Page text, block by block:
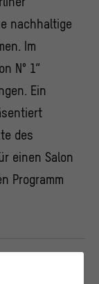
nachhaltige
Im
N° 1“
Ein
des
einen Salon
Programm